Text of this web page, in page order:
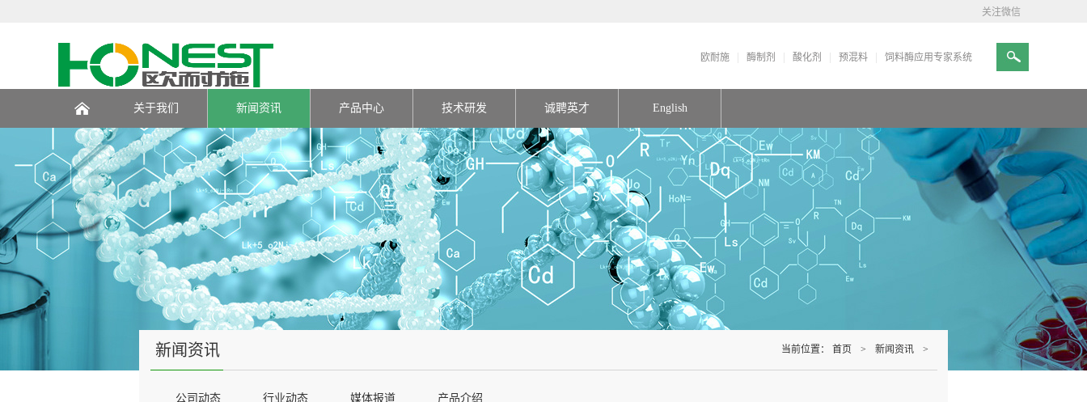
欧耐施 酶制剂 酸化剂 预混料 饲料酶应用专家系统
关注微信
页
关于我们 新闻资讯 产品中心 技术研发 诚聘英才 English
新闻资讯
公司动态 行业动态 媒体报道 产品介绍
当前位置： 首页 > 新闻资讯 >